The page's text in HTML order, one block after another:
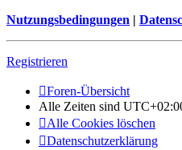
Nutzungsbedingungen |
Registrieren
Foren-Übersicht
Alle Zeiten sind
Alle Cookies löschen
Datenschutzerklärung